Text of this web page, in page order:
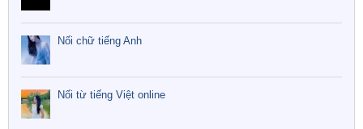
Nối chữ tiếng Anh
Nối từ tiếng Việt online